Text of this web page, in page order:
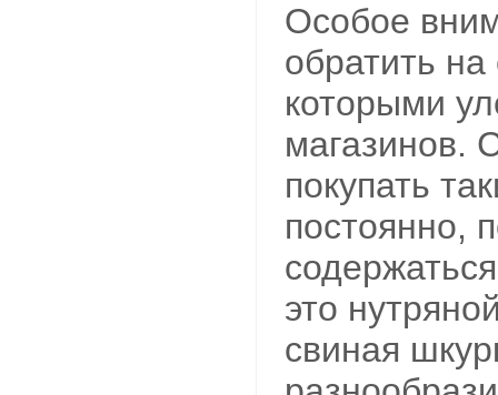
Особое
обратить
которыми
магазинов.
покупать
постоянно,
это
свиная